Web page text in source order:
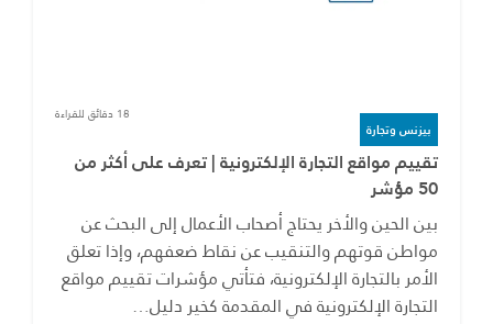
بيزنس وتجارة
18 دقائق للقراءة
تقييم مواقع التجارة الإلكترونية | تعرف على أكثر من
50 مؤشر
بين الحين والأخر يحتاج أصحاب الأعمال إلى البحث عن
مواطن قوتهم والتنقيب عن نقاط ضعفهم، وإذا تعلق
الأمر بالتجارة الإلكترونية، فتأتي مؤشرات تقييم مواقع
التجارة الإلكترونية في المقدمة كخير دليل…